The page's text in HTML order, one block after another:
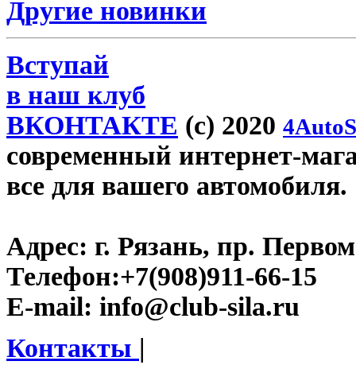
Другие новинки
Вступай
в наш клуб
ВКОНТАКТЕ (c) 2020
современный интернет-
все для вашего автомобиля.
Адрес: г. Рязань, пр.
Телефон:+7(908)911-66-15
E-mail: info@club-sila.ru
Контакты |